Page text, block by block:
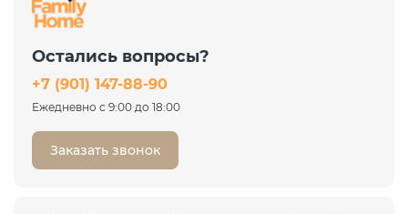
Остались вопросы?
+7 (901) 147-88-90
Ежедневно с 9:00 до 18:00
Заказать звонок